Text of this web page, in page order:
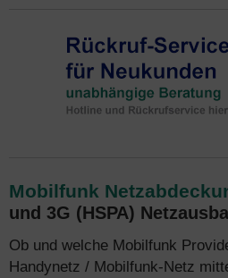
Mobilfunk
und 3G (HSPA)
Ob und welche Mobilfunk
Handynetz / Mobilfunk-Netz